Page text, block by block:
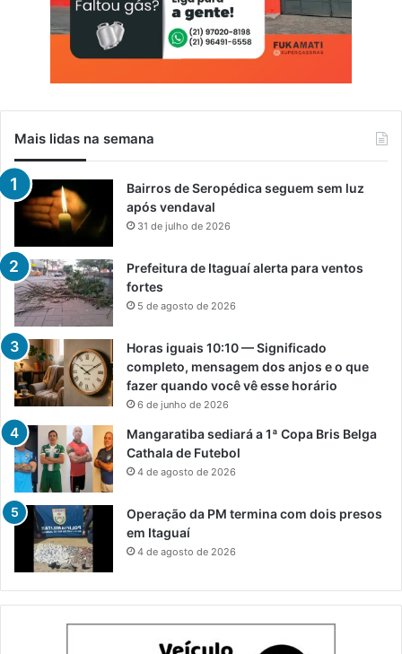
Mais lidas na semana
Bairros de Seropédica seguem sem luz
após vendaval
31 de julho de 2026
Prefeitura de Itaguaí alerta para ventos
fortes
5 de agosto de 2026
Horas iguais 10:10 — Significado
completo, mensagem dos anjos e o que
fazer quando você vê esse horário
6 de junho de 2026
Mangaratiba sediará a 1ª Copa Bris Belga
Cathala de Futebol
4 de agosto de 2026
Operação da PM termina com dois presos
em Itaguaí
4 de agosto de 2026